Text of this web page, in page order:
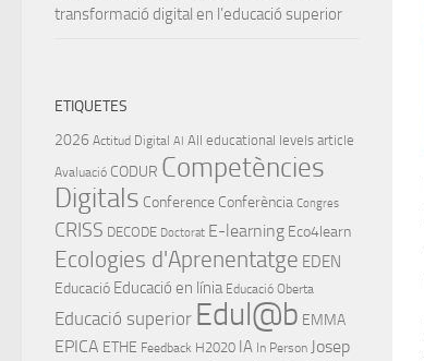
transformació digital en l’educació superior
ETIQUETES
2026 Actitud Digital AI All educational levels article
Avaluació CODUR Competències
Digitals Conference Conferència Congres
CRISS DECODE Doctorat E-learning Eco4learn
Ecologies d'Aprenentatge EDEN
Educació Educació en línia Educació Oberta
Educació superior Edul@b EMMA
EPICA ETHE Feedback H2020 IA In Person Josep